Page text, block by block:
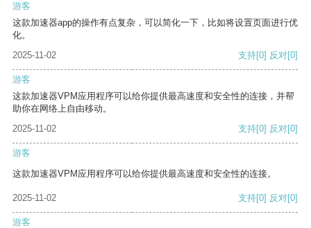
游客
这款加速器app的操作有点复杂，可以简化一下，比如将设置页面进行优
化。
2025-11-02
支持[0] 反对[0]
游客
这款加速器VPM应用程序可以给你提供最高速度和安全性的连接，并帮
助你在网络上自由移动。
2025-11-02
支持[0] 反对[0]
游客
这款加速器VPM应用程序可以给你提供最高速度和安全性的连接。
2025-11-02 支持[0] 反对[0]
游客